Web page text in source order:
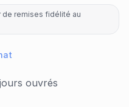
remises fidélité au
ouvrés